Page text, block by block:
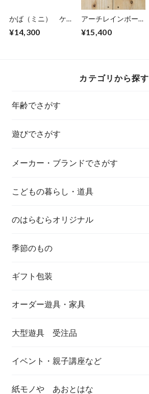
かば（ミニ） ケー
¥14,300
アーチレインボー
¥15,400
カテゴリから探す
年齢でさがす
遊びでさがす
メーカー・ブランドでさがす
こどもの暮らし・道具
のはらむらオリジナル
季節のもの
ギフト包装
オーダー遊具・家具
大型遊具 受注品
イベント・親子講座など
紙モノや あおとはな